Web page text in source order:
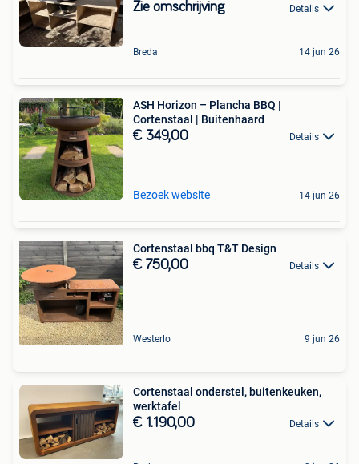
Zie omschrijving Details
Breda 14 jun 26
ASH Horizon – Plancha BBQ |
Cortenstaal | Buitenhaard
€ 349,00 Details
Bezoek website 14 jun 26
Cortenstaal bbq T&T Design
€ 750,00 Details
Westerlo 9 jun 26
Cortenstaal onderstel, buitenkeuken,
werktafel
€ 1.190,00 Details